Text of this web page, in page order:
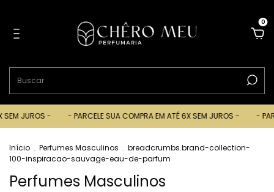
0
JUROS - - PARCELE SUA COMPRA EM ATÉ 6X SEM JUROS - -
Início . Perfumes Masculinos . breadcrumbs.brand-collection-
100-inspiracao-sauvage-eau-de-parfum
Perfumes Masculinos